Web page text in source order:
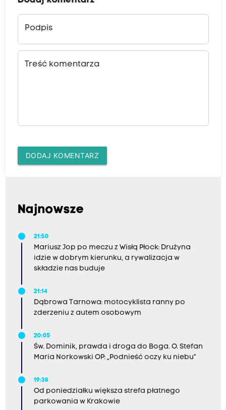
Podpis
Treść komentarza
DODAJ KOMENTARZ
Najnowsze
21:50
Mariusz Jop po meczu z Wisłą Płock: Drużyna
idzie w dobrym kierunku, a rywalizacja w
składzie nas buduje
21:14
Dąbrowa Tarnowa: motocyklista ranny po
zderzeniu z autem osobowym
20:05
Św. Dominik, prawda i droga do Boga. O. Stefan
Maria Norkowski OP: „Podnieść oczy ku niebu”
19:38
Od poniedziałku większa strefa płatnego
parkowania w Krakowie